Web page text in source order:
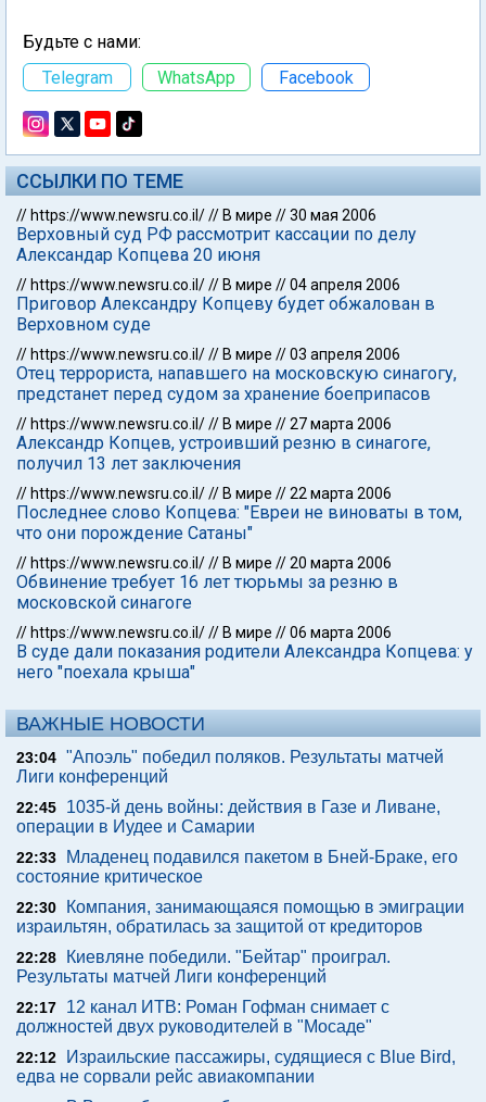
Будьте с нами:
Telegram
WhatsApp Facebook
ССЫЛКИ ПО ТЕМЕ
// https://www.newsru.co.il/// В мире //30 мая 2006
Верховный суд РФ рассмотрит кассации по делу
Александар Копцева 20 июня
// https://www.newsru.co.il/// В мире //04 апреля 2006
Приговор Александру Копцеву будет обжалован в
Верховном суде
// https://www.newsru.co.il/// В мире //03 апреля 2006
Отец террориста, напавшего на московскую синагогу,
предстанет перед судом за хранение боеприпасов
// https://www.newsru.co.il/// В мире //27 марта 2006
Александр Копцев, устроивший резню в синагоге,
получил 13 лет заключения
// https://www.newsru.co.il/// В мире //22 марта 2006
Последнее слово Копцева: "Евреи не виноваты в том,
что они порождение Сатаны"
// https://www.newsru.co.il/// В мире //20 марта 2006
Обвинение требует 16 лет тюрьмы за резню в
московской синагоге
// https://www.newsru.co.il/// В мире //06 марта 2006
В суде дали показания родители Александра Копцева: у
него "поехала крыша"
ВАЖНЫЕ НОВОСТИ
23:04 "Апоэль" победил поляков. Результаты матчей
Лиги конференций
22:45
1035-й день войны: действия в Газе и Ливане,
операции в Иудее и Самарии
22:33
Младенец подавился пакетом в Бней-Браке, его
состояние критическое
22:30
Компания, занимающаяся помощью в эмиграции
израильтян, обратилась за защитой от кредиторов
22:28
Киевляне победили. "Бейтар" проиграл.
Результаты матчей Лиги конференций
22:17
12 канал ИТВ: Роман Гофман снимает с
должностей двух руководителей в "Мосаде"
22:12
Израильские пассажиры, судящиеся с Blue Bird,
едва не сорвали рейс авиакомпании